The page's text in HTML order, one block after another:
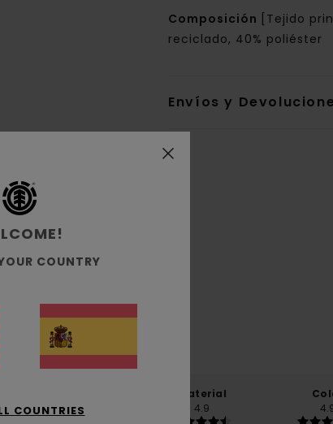
Composición
[Tejido
reciclado, 40% poliéster
Envíos y
media
verificadasdesde abril 2026
recomiendan este producto
Demasiado pequeño
Demasiado grande
Material
4.9
COUNTRY
COUNTRIES